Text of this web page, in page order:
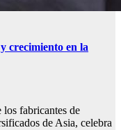
crecimiento en la
fabricantes de
de Asia, celebra